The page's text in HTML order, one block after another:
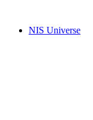
contentNIS Universe